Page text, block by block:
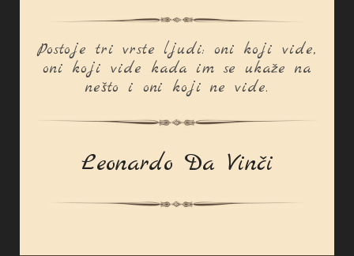
Postoje tri vrste ljudi: oni koji vide,
oni koji vide kada im se ukaže na
nešto i oni koji ne vide.
Leonardo Da Vinči